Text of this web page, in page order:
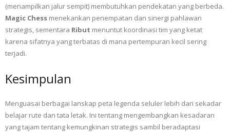
(menampilkan jalur sempit) membutuhkan pendekatan yang berbeda.
Magic Chess menekankan penempatan dan sinergi pahlawan
strategis, sementara Ribut menuntut koordinasi tim yang ketat
karena sifatnya yang terbatas di mana pertempuran kecil sering
terjadi.
Kesimpulan
Menguasai berbagai lanskap peta legenda seluler lebih dari sekadar
belajar rute dan tata letak. Ini tentang mengembangkan kesadaran
yang tajam tentang kemungkinan strategis sambil beradaptasi